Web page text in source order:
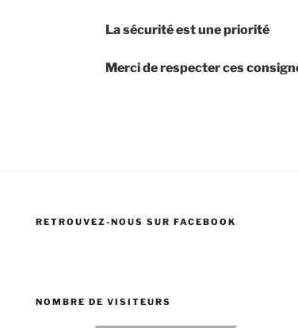
La sécurité est une priorité
Merci de respecter ces
RETROUVEZ-NOUS SUR FACEBOOK
NOMBRE DE VISITEURS